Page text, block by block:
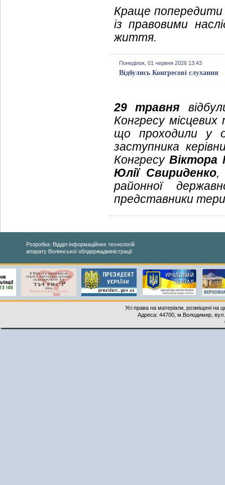
Краще попередити
із правовими
життя.
Понеділок, 01 червня 2026 13:43
Відбулись Конгресові слухання
29 травня
Конгресу
що проходили у
заступника
КонгресуВіктора
Юлії Свириденко,
районної
представники
Розробка: Відділ інформаційних технологій
апарату Волинської облдержадміністрації
Усі права на матеріали, розміщені на
Адреса: 44700, м.Володимир,